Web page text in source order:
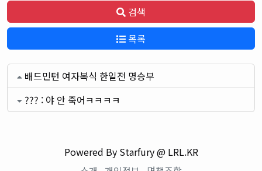
검색
목록
배드민턴 여자복식 한일전 명승부
??? : 야 안 죽어ㅋㅋㅋㅋ
Powered By Starfury @ LRL.KR